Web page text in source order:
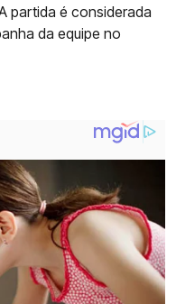
partida é considerada
da equipe no